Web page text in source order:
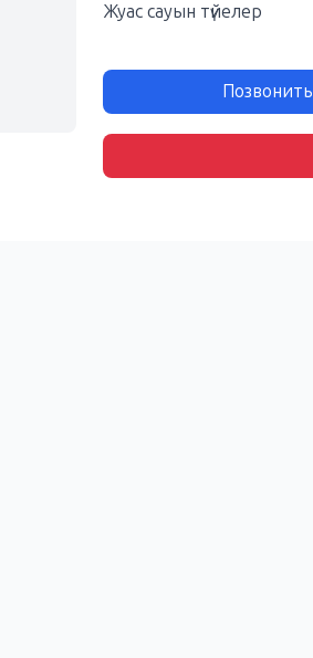
Жуас сауын түйелер
Позвонить